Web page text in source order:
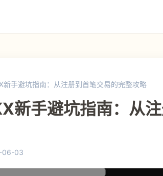
新手避坑指南：从注册到首笔交易的完整攻略
新手避坑指南：从
06-03